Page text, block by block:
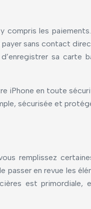
les
sans contact
sa carte
en toute
sécurisée et
remplissez
en revue les
est primordiale,